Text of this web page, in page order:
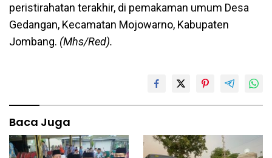
peristirahatan terakhir, di pemakaman umum Desa
Gedangan, Kecamatan Mojowarno, Kabupaten
Jombang. (Mhs/Red).
Baca Juga